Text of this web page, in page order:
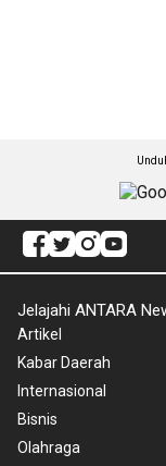
Jelajahi ANTARA
Artikel
Kabar Daerah
Internasional
Bisnis
Olahraga